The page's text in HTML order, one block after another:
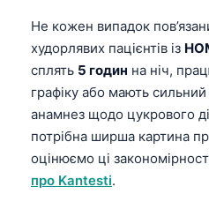
Не кожен випадок
худорлявих пацієнтів із
сплять 5 годин на ніч,
графіку або мають
анамнез щодо цукрового
потрібна ширша картина
оцінюємо ці
про Kantesti.
தமிழ்
ગુજરાતી
ಕನ್ನಡ
മലയാളം
Bahasa Melayu
Tiếng Việt